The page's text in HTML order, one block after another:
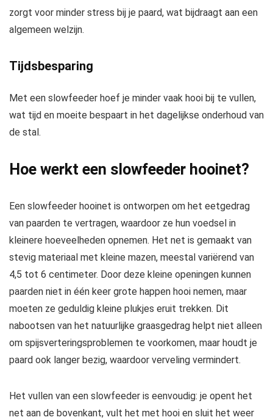
zorgt voor minder stress bij je paard, wat bijdraagt aan een
algemeen welzijn.
Tijdsbesparing
Met een slowfeeder hoef je minder vaak hooi bij te vullen,
wat tijd en moeite bespaart in het dagelijkse onderhoud van
de stal.
Hoe werkt een slowfeeder hooinet?
Een slowfeeder hooinet is ontworpen om het eetgedrag
van paarden te vertragen, waardoor ze hun voedsel in
kleinere hoeveelheden opnemen. Het net is gemaakt van
stevig materiaal met kleine mazen, meestal variërend van
4,5 tot 6 centimeter. Door deze kleine openingen kunnen
paarden niet in één keer grote happen hooi nemen, maar
moeten ze geduldig kleine plukjes eruit trekken. Dit
nabootsen van het natuurlijke graasgedrag helpt niet alleen
om spijsverteringsproblemen te voorkomen, maar houdt je
paard ook langer bezig, waardoor verveling vermindert.
Het vullen van een slowfeeder is eenvoudig: je opent het
net aan de bovenkant, vult het met hooi en sluit het weer